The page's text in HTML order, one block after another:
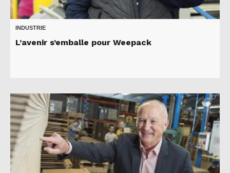
INDUSTRIE
L’avenir s’emballe pour Weepack